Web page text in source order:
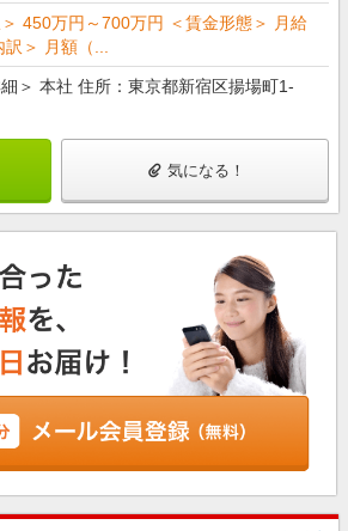
450万円～700万円 ＜賃金形態＞ 月給
＞ 月額（...
＞ 本社 住所：東京都新宿区揚場町1-
気になる！